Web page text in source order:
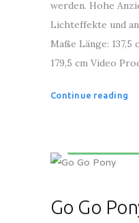
werden. Hohe
Lichteffekte und
Maße Länge: 137,5
179,5 cm Video
Continue reading
Go Go